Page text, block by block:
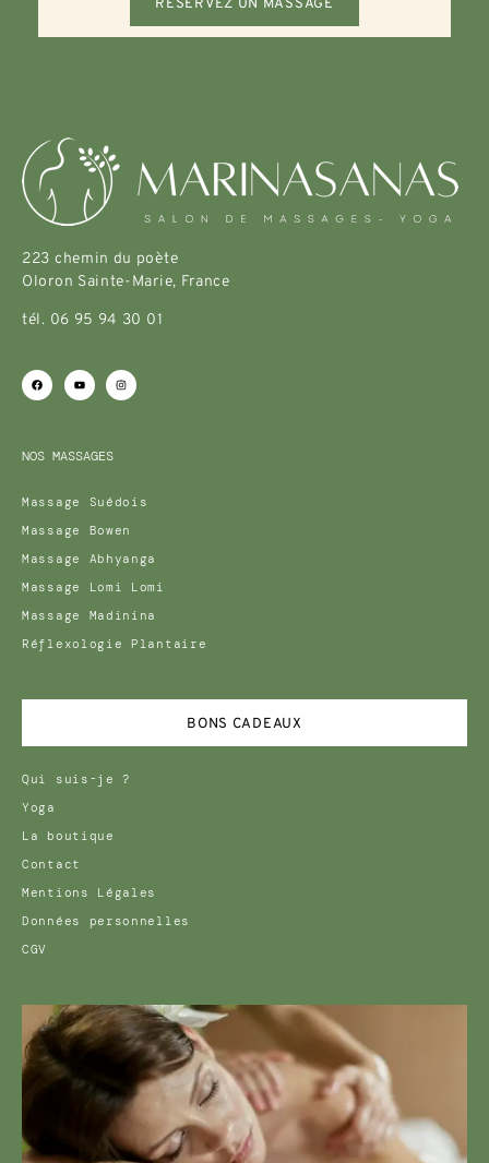
RÉSERVEZ UN MASSAGE
223 chemin du poète
Oloron Sainte-Marie, France
tél. 06 95 94 30 01
NOS MASSAGES
Massage Suédois
Massage Bowen
Massage Abhyanga
Massage Lomi Lomi
Massage Madinina
Réflexologie Plantaire
BONS CADEAUX
Qui suis-je ?
Yoga
La boutique
Contact
Mentions Légales
Données personnelles
CGV